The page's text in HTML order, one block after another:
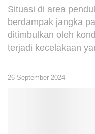
Situasi di area
berdampak jangka
ditimbulkan oleh
terjadi kecelakaan
26 September 2024